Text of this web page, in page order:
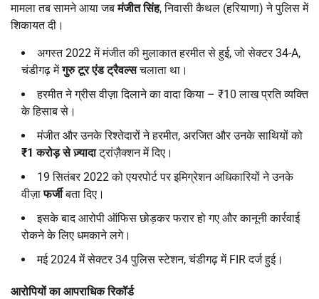
मामला तब सामने आया जबमंजीत सिंह, निवासी कैथल (हरियाणा) ने पुलिस में
शिकायत दी।
अगस्त 2022 में मंजीत की मुलाकात हरमीत से हुई, जो सेक्टर 34-A,
चंडीगढ़ मेंगुरु टूर एंड ट्रैवल्सचलाता था।
हरमीत ने ग्रीस वीज़ा दिलाने का वादा किया – ₹10 लाख प्रति व्यक्ति
के हिसाब से।
मंजीत और उनके रिश्तेदारों ने हरमीत, अरजित और उनके साथियों को
₹1करोड़ से ज़्यादाट्रांज़ैक्शन में दिए।
19 सितंबर 2022 को एयरपोर्ट पर इमिग्रेशन अधिकारियों ने उनके
वीज़ाफर्जीबता दिए।
इसके बाद आरोपी ऑफिस छोड़कर फरार हो गए और कानूनी कार्रवाई
रोकने के लिए धमकाने लगे।
मई 2024 में सेक्टर 34 पुलिस स्टेशन, चंडीगढ़ में FIR दर्ज हुई।
आरोपियों का आपराधिक रिकॉर्ड